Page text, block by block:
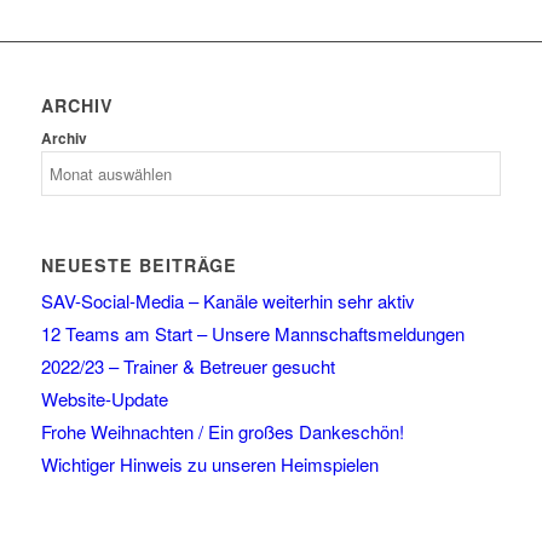
ARCHIV
Archiv
NEUESTE BEITRÄGE
SAV-Social-Media – Kanäle weiterhin sehr aktiv
12 Teams am Start – Unsere Mannschaftsmeldungen
2022/23 – Trainer & Betreuer gesucht
Website-Update
Frohe Weihnachten / Ein großes Dankeschön!
Wichtiger Hinweis zu unseren Heimspielen